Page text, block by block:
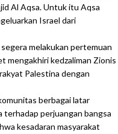
Al Aqsa. Untuk itu Aqsa
Israel dari
melakukan pertemuan
mengakhiri kedzaliman Zionis
Palestina dengan
berbagai latar
terhadap perjuangan bangsa
kesadaran masyarakat